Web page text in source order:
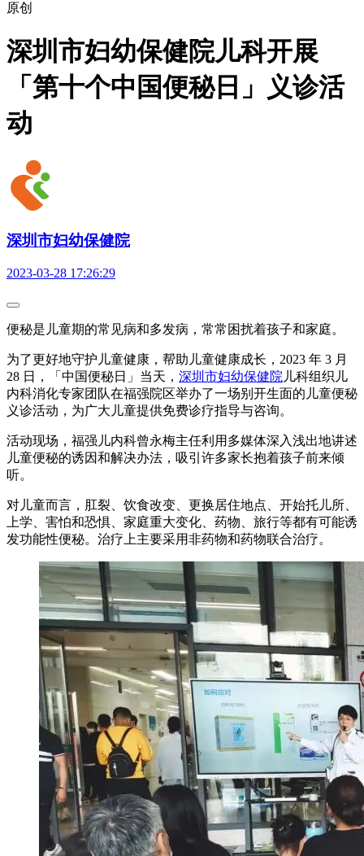
原创
深圳市妇幼保健院儿科开展
「第十个中国便秘日」义诊活
动
深圳市妇幼保健院
2023-03-28 17:26:29
便秘是儿童期的常见病和多发病，常常困扰着孩子和家庭。
为了更好地守护儿童健康，帮助儿童健康成长，2023 年 3 月
28 日，「中国便秘日」当天， 深圳市妇幼保健院 儿科组织儿
内科消化专家团队在福强院区举办了一场别开生面的儿童便秘
义诊活动，为广大儿童提供免费诊疗指导与咨询。
活动现场，福强儿内科曾永梅主任利用多媒体深入浅出地讲述
儿童便秘的诱因和解决办法，吸引许多家长抱着孩子前来倾
听。
对儿童而言，肛裂、饮食改变、更换居住地点、开始托儿所、
上学、害怕和恐惧、家庭重大变化、药物、旅行等都有可能诱
发功能性便秘。治疗上主要采用非药物和药物联合治疗。